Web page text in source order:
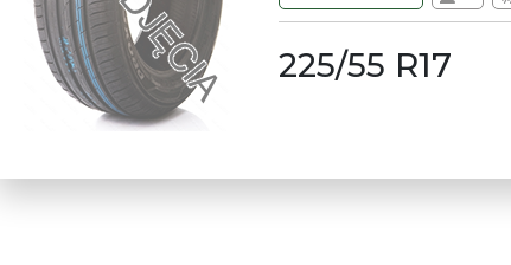
225/55 R17